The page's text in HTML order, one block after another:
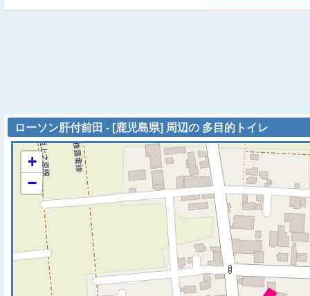
ローソン肝付前田 - [鹿児島県] 周辺の 多目的トイレ
+
−